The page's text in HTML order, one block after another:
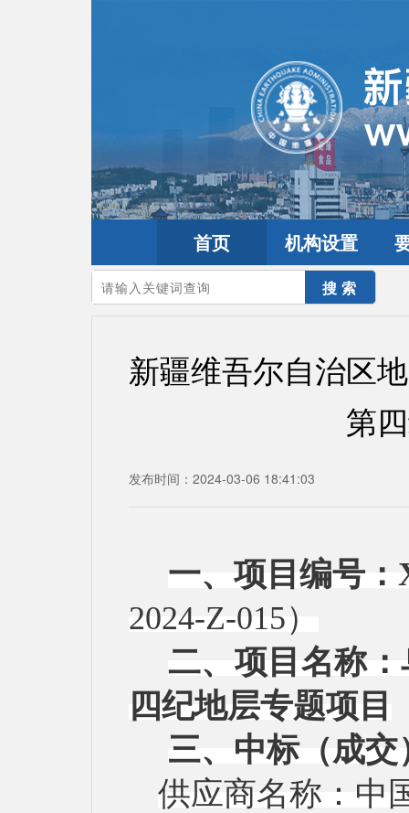
首页 机构设置
您的当前位置：首页>政务公开
新疆维吾尔自治区
第
发布时间：2024-03-06 18:41:03
一、项目编号：
2024-Z-015）
二、项目名称
四纪地层专题项目
三、中标（成交
供应商名称：中